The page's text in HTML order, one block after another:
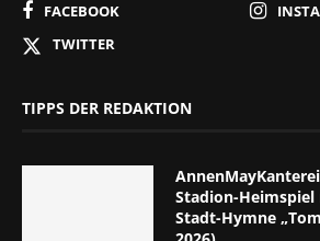
FACEBOOK
TWITTER
TIPPS DER REDAKTION
Stadion-
Stadt-Hymne